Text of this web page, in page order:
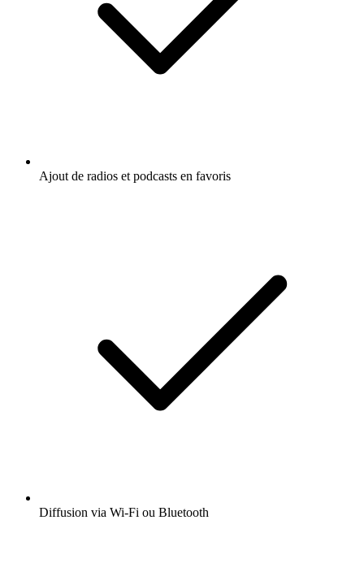
Ajout de radios et podcasts en favoris
Diffusion via Wi-Fi ou Bluetooth